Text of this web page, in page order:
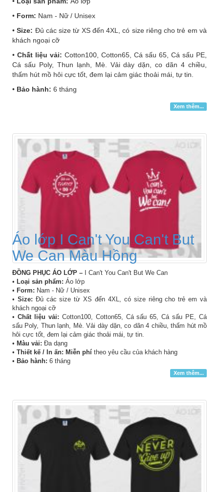
• Form: Nam - Nữ / Unisex
•Size: Đủ các size từ XS đến 4XL, có size riêng cho trẻ em và
khách ngoại cỡ
• Chất liệu vải: Cotton100, Cotton65, Cá sấu 65, Cá sấu PE,
Cá sấu Poly, Thun lạnh, Mè. Vải dày dặn, co dãn 4 chiều,
thấm hút mồ hôi cực tốt, đem lại cảm giác thoải mái, tự tin.
• Bảo hành: 6 tháng
Xem thêm...
Áo lớp I Can't You Can't But
We Can Màu Hồng
ĐỒNG PHỤC ÁO LỚP –
I Can't You Can't But We Can
• Loại sản phẩm: Áo lớp
• Form: Nam - Nữ / Unisex
• Size: Đủ các size từ XS đến 4XL, có size riêng cho trẻ em và
khách ngoại cỡ
• Chất liệu vải: Cotton100, Cotton65, Cá sấu 65, Cá sấu PE, Cá
sấu Poly, Thun lạnh, Mè. Vải dày dặn, co dãn 4 chiều, thấm hút mồ
hôi cực tốt, đem lại cảm giác thoải mái, tự tin.
• Màu vải: Đa dạng
• Thiết kế / In ấn: Miễn phí theo yêu cầu của khách hàng
• Bảo hành: 6 tháng
Xem thêm...